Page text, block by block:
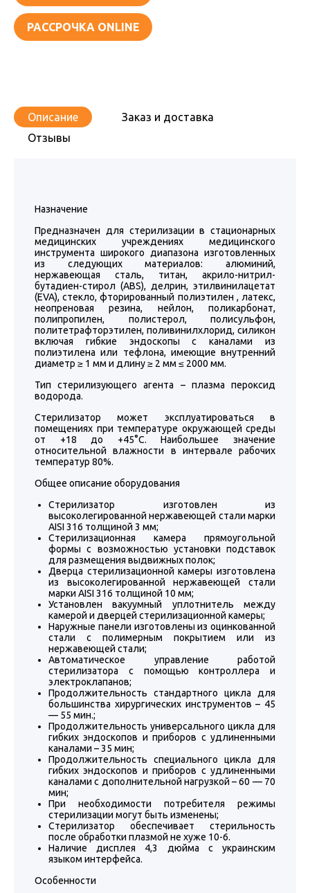
РАССРОЧКА ONLINE
Описание
Заказ и доставка
Отзывы
Назначение
Предназначен для стерилизации в стационарных
медицинских учреждениях медицинского
инструмента широкого диапазона изготовленных
из следующих материалов: алюминий,
нержавеющая сталь, титан, акрило-нитрил-
бутадиен-стирол (ABS), делрин, этилвинилацетат
(EVA), стекло, фторированный полиэтилен , латекс,
неопреновая резина, нейлон, поликарбонат,
полипропилен, полистерол, полисульфон,
политетрафторэтилен, поливинилхлорид, силикон
включая гибкие эндоскопы с каналами из
полиэтилена или тефлона, имеющие внутренний
диаметр ≥ 1 мм и длину ≥ 2 мм ≤ 2000 мм.
Тип стерилизующего агента – плазма пероксид
водорода.
Стерилизатор может эксплуатироваться в
помещениях при температуре окружающей среды
от +18 до +45°С. Наибольшее значение
относительной влажности в интервале рабочих
температур 80%.
Общее описание оборудования
Стерилизатор изготовлен из
высоколегированной нержавеющей стали марки
AISI 316 толщиной 3 мм;
Стерилизационная камера прямоугольной
формы с возможностью установки подставок
для размещения выдвижных полок;
Дверца стерилизационной камеры изготовлена
из высоколегированной нержавеющей стали
марки AISI 316 толщиной 10 мм;
Установлен вакуумный уплотнитель между
камерой и дверцей стерилизационной камеры;
Наружные панели изготовлены из оцинкованной
стали с полимерным покрытием или из
нержавеющей стали;
Автоматическое управление работой
стерилизатора с помощью контроллера и
электроклапанов;
Продолжительность стандартного цикла для
большинства хирургических инструментов – 45
— 55 мин.;
Продолжительность универсального цикла для
гибких эндоскопов и приборов с удлиненными
каналами – 35 мин;
Продолжительность специального цикла для
гибких эндоскопов и приборов с удлиненными
каналами с дополнительной нагрузкой – 60 — 70
мин;
При необходимости потребителя режимы
стерилизации могут быть изменены;
Стерилизатор обеспечивает стерильность
после обработки плазмой не хуже 10-6.
Наличие дисплея 4,3 дюйма с украинским
языком интерфейса.
Особенности